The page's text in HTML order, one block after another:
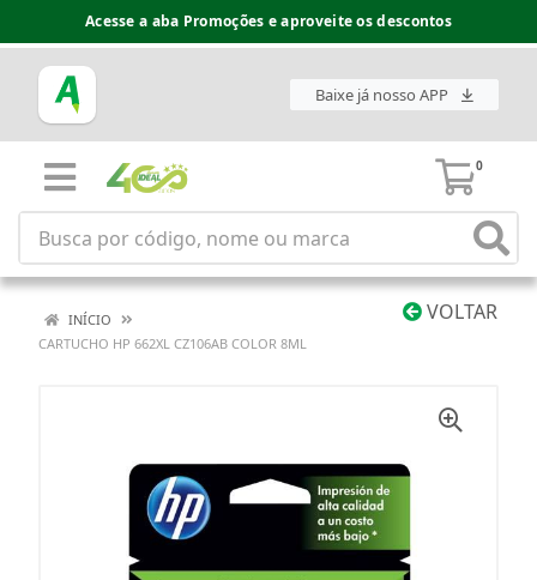
Acesse a aba Promoções e aproveite os descontos
Baixe já nosso APP
0
VOLTAR
INÍCIO
CARTUCHO HP 662XL CZ106AB COLOR 8ML